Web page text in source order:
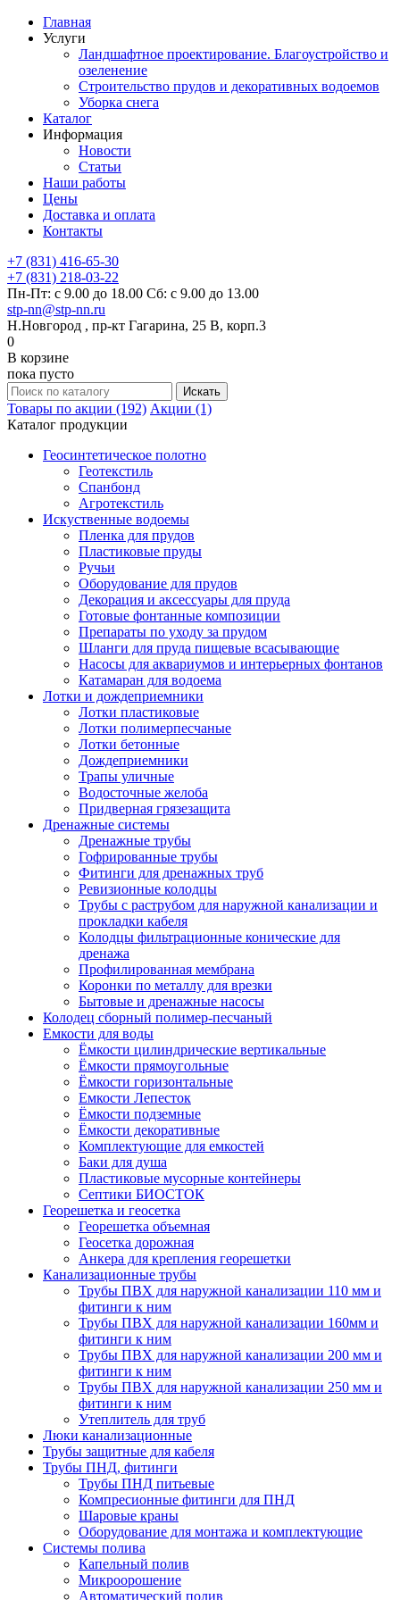
Главная
Услуги
Ландшафтное проектирование. Благоустройство и
озеленение
Строительство прудов и декоративных водоемов
Уборка снега
Каталог
Информация
Новости
Статьи
Наши работы
Цены
Доставка и оплата
Контакты
+7 (831) 416-65-30
+7 (831) 218-03-22
Пн-Пт: с 9.00 до 18.00 Сб: с 9.00 до 13.00
stp-nn@stp-nn.ru
Н.Новгород , пр-кт Гагарина, 25 В, корп.3
0
В корзине
пока пусто
Товары по акции (192) Акции (1)
Каталог продукции
Геосинтетическое полотно
Геотекстиль
Спанбонд
Агротекстиль
Искуственные водоемы
Пленка для прудов
Пластиковые пруды
Ручьи
Оборудование для прудов
Декорация и аксессуары для пруда
Готовые фонтанные композиции
Препараты по уходу за прудом
Шланги для пруда пищевые всасывающие
Насосы для аквариумов и интерьерных фонтанов
Катамаран для водоема
Лотки и дождеприемники
Лотки пластиковые
Лотки полимерпесчаные
Лотки бетонные
Дождеприемники
Трапы уличные
Водосточные желоба
Придверная грязезащита
Дренажные системы
Дренажные трубы
Гофрированные трубы
Фитинги для дренажных труб
Ревизионные колодцы
Трубы с раструбом для наружной канализации и
прокладки кабеля
Колодцы фильтрационные конические для
дренажа
Профилированная мембрана
Коронки по металлу для врезки
Бытовые и дренажные насосы
Колодец сборный полимер-песчаный
Емкости для воды
Ёмкости цилиндрические вертикальные
Ёмкости прямоугольные
Ёмкости горизонтальные
Емкости Лепесток
Ёмкости подземные
Ёмкости декоративные
Комплектующие для емкостей
Баки для душа
Пластиковые мусорные контейнеры
Септики БИОСТОК
Георешетка и геосетка
Георешетка объемная
Геосетка дорожная
Анкера для крепления георешетки
Канализационные трубы
Трубы ПВХ для наружной канализации 110 мм и
фитинги к ним
Трубы ПВХ для наружной канализации 160мм и
фитинги к ним
Трубы ПВХ для наружной канализации 200 мм и
фитинги к ним
Трубы ПВХ для наружной канализации 250 мм и
фитинги к ним
Утеплитель для труб
Люки канализационные
Трубы защитные для кабеля
Трубы ПНД, фитинги
Трубы ПНД питьевые
Компресионные фитинги для ПНД
Шаровые краны
Оборудование для монтажа и комплектующие
Системы полива
Капельный полив
Микроорошение
Автоматический полив